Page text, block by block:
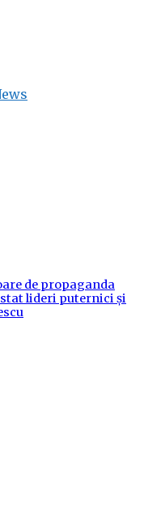
de propaganda
lideri puternici și